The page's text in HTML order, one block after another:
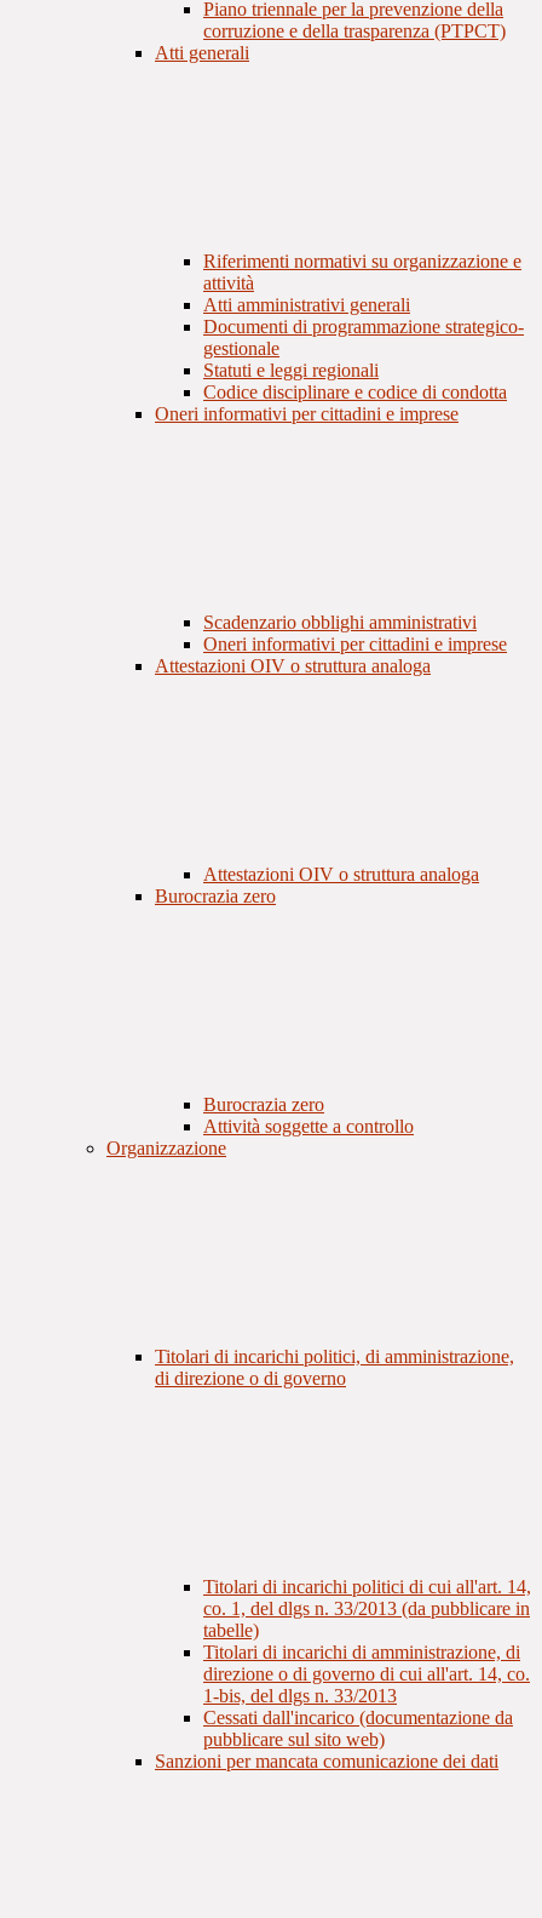
Piano triennale per la prevenzione della
corruzione e della trasparenza (PTPCT)
Atti generali
Riferimenti normativi su organizzazione e
attività
Atti amministrativi generali
Documenti di programmazione strategico-
gestionale
Statuti e leggi regionali
Codice disciplinare e codice di condotta
Oneri informativi per cittadini e imprese
Scadenzario obblighi amministrativi
Oneri informativi per cittadini e imprese
Attestazioni OIV o struttura analoga
Attestazioni OIV o struttura analoga
Burocrazia zero
Burocrazia zero
Attività soggette a controllo
Organizzazione
Titolari di incarichi politici, di amministrazione,
di direzione o di governo
Titolari di incarichi politici di cui all'art. 14,
co. 1, del dlgs n. 33/2013 (da pubblicare in
tabelle)
Titolari di incarichi di amministrazione, di
direzione o di governo di cui all'art. 14, co.
1-bis, del dlgs n. 33/2013
Cessati dall'incarico (documentazione da
pubblicare sul sito web)
Sanzioni per mancata comunicazione dei dati